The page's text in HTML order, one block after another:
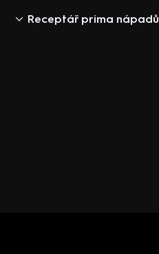
Receptář prima nápadů